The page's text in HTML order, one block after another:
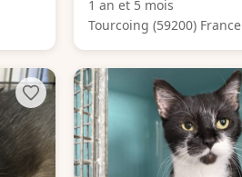
1 an et 5 mois
Tourcoing (59200) France